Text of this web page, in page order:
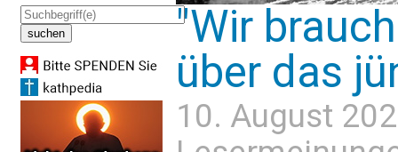
"Wir
über das
10. August